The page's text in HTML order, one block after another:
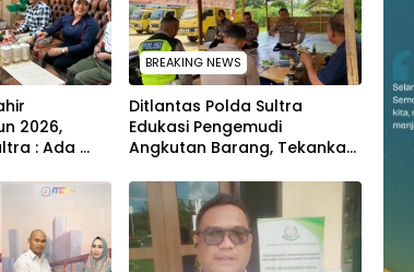
2026,
: Ada
Run
BREAKING NEWS
Ditlantas Polda Sultra
Edukasi Pengemudi
Angkutan Barang, Tekankan
Keselamatan